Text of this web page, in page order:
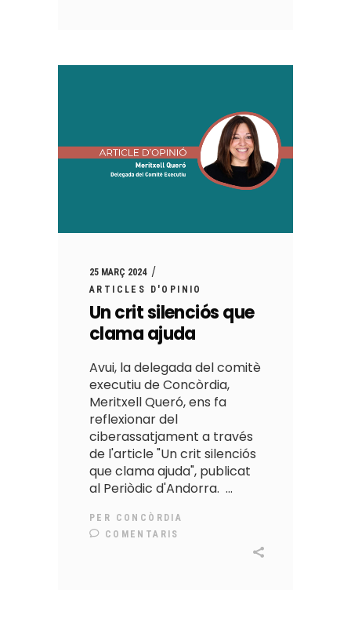
25 MARÇ 2024
ARTICLES D'OPINIO
Un crit silenciós que
clama ajuda
Avui, la delegada del comitè
executiu de Concòrdia,
Meritxell Queró, ens fa
reflexionar del
ciberassatjament a través
de l'article "Un crit silenciós
que clama ajuda", publicat
al Periòdic d'Andorra.
PER CONCÒRDIA
COMENTARIS